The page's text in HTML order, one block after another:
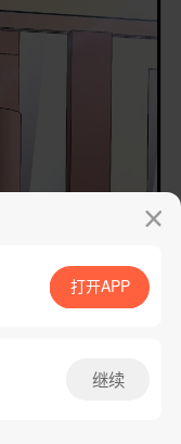
App免费看
打开APP
继续